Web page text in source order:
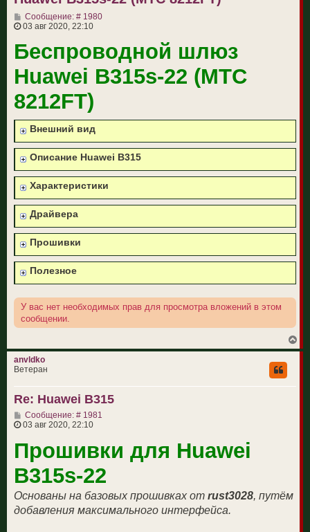
Сообщение: # 1980С
б
щ
н
и
03 авг 2020, 22:10
Беспроводной шлюз
Huawei B315s-22 (МТС
8212FT)
Внешний вид
Описание Huawei B315
Характеристики
Драйвера
Прошивки
Полезное
У вас нет необходимых прав для просмотра вложений в этом
сообщении.
е
anvldko
Ветеран
Re: Huawei B315
Сообщение: # 1981
щ
н
и
е
03 авг 2020, 22:10
Прошивки для Huawei
B315s-22
Основаны на базовых прошивках от rust3028, путём
добавления максимального интерфейса.